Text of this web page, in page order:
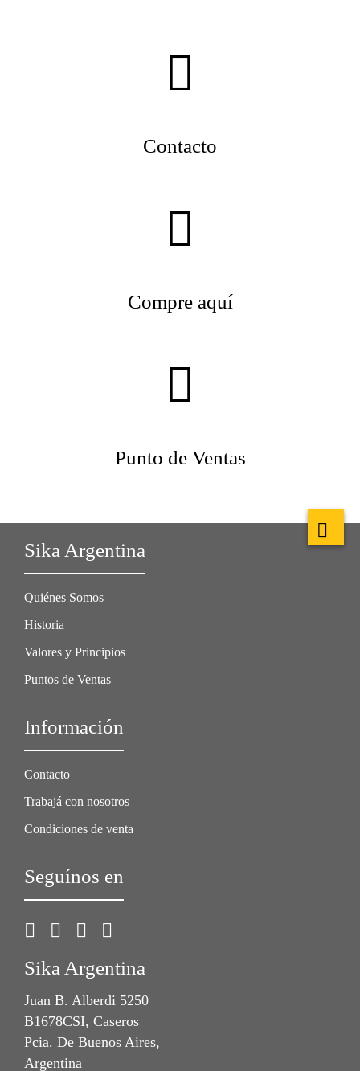
Contacto
Compre aquí
Punto de Ventas
Sika Argentina
Quiénes Somos
Historia
Valores y Principios
Puntos de Ventas
Información
Contacto
Trabajá con nosotros
Condiciones de venta
Seguínos en
Sika Argentina
Juan B. Alberdi 5250
B1678CSI, Caseros
Pcia. De Buenos Aires,
Argentina